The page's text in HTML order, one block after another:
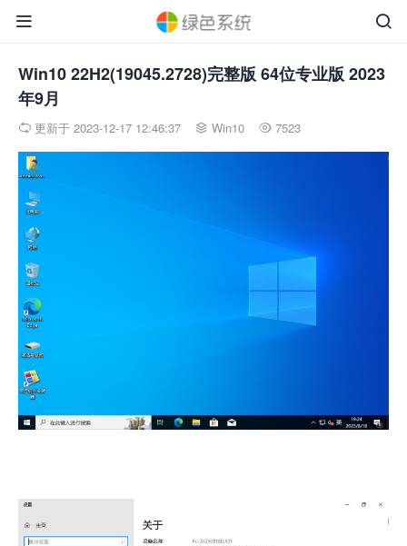


Win10 22H2(19045.2728)完整版 64位专业版 2023
年9月
 更新于 2023-12-17 12:46:37  Win10  7523